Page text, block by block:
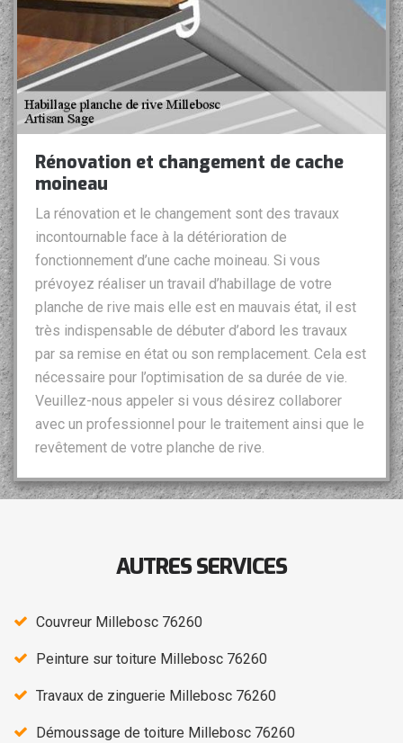
Rénovation et changement de cache
moineau
La rénovation et le changement sont des travaux
incontournable face à la détérioration de
fonctionnement d’une cache moineau. Si vous
prévoyez réaliser un travail d’habillage de votre
planche de rive mais elle est en mauvais état, il est
très indispensable de débuter d’abord les travaux
par sa remise en état ou son remplacement. Cela est
nécessaire pour l’optimisation de sa durée de vie.
Veuillez-nous appeler si vous désirez collaborer
avec un professionnel pour le traitement ainsi que le
revêtement de votre planche de rive.
AUTRES SERVICES
Couvreur Millebosc 76260
Peinture sur toiture Millebosc 76260
Travaux de zinguerie Millebosc 76260
Démoussage de toiture Millebosc 76260